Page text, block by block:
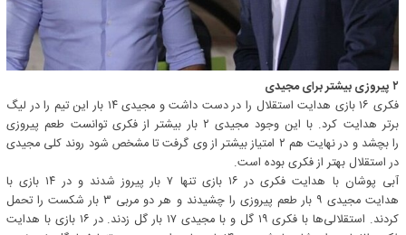
۲ پیروزی بیشتر برای مجیدی
فکری ۱۶ بازی هدایت استقلال را در دست داشت و مجیدی ۱۴ بار این تیم را در لیگ
برتر هدایت کرد. با این وجود مجیدی ۲ بار بیشتر از فکری توانست طعم پیروزی
را بچشد و در نهایت هم ۲ امتیاز بیشتر از وی گرفت تا مشخص شود روند کلی مجیدی
در استقلال بهتر از فکری بوده است.
آبی پوشان با هدایت فکری در ۱۶ بازی تنها ۷ بار پیروز شدند و در ۱۴ بازی با
هدایت مجیدی ۹ بار طعم پیروزی را چشیدند و هر دو مربی ۳ بار شکست را تحمل
کردند. استقلالی‌ها با فکری ۱۹ گل و با مجیدی ۱۷ بار گل زدند. در ۱۶ بازی با هدایت